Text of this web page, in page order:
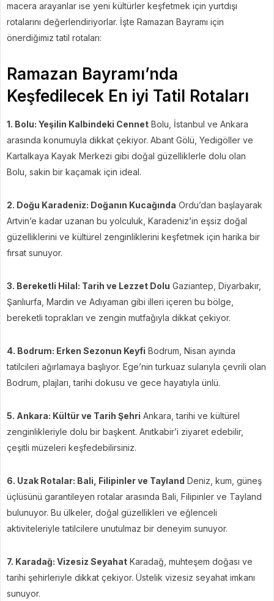
macera arayanlar ise yeni kültürler keşfetmek için yurtdışı
rotalarını değerlendiriyorlar. İşte Ramazan Bayramı için
önerdiğimiz tatil rotaları:
Ramazan Bayramı’nda
Keşfedilecek En iyi Tatil Rotaları
1. Bolu: Yeşilin Kalbindeki Cennet Bolu, İstanbul ve Ankara
arasında konumuyla dikkat çekiyor. Abant Gölü, Yedigöller ve
Kartalkaya Kayak Merkezi gibi doğal güzelliklerle dolu olan
Bolu, sakin bir kaçamak için ideal.
2. Doğu Karadeniz: Doğanın Kucağında Ordu’dan başlayarak
Artvin’e kadar uzanan bu yolculuk, Karadeniz’in eşsiz doğal
güzelliklerini ve kültürel zenginliklerini keşfetmek için harika bir
fırsat sunuyor.
3. Bereketli Hilal: Tarih ve Lezzet Dolu Gaziantep, Diyarbakır,
Şanlıurfa, Mardin ve Adıyaman gibi illeri içeren bu bölge,
bereketli toprakları ve zengin mutfağıyla dikkat çekiyor.
4. Bodrum: Erken Sezonun Keyfi Bodrum, Nisan ayında
tatilcileri ağırlamaya başlıyor. Ege’nin turkuaz sularıyla çevrili olan
Bodrum, plajları, tarihi dokusu ve gece hayatıyla ünlü.
5. Ankara: Kültür ve Tarih Şehri Ankara, tarihi ve kültürel
zenginlikleriyle dolu bir başkent. Anıtkabir’i ziyaret edebilir,
çeşitli müzeleri keşfedebilirsiniz.
6. Uzak Rotalar: Bali, Filipinler ve Tayland Deniz, kum, güneş
üçlüsünü garantileyen rotalar arasında Bali, Filipinler ve Tayland
bulunuyor. Bu ülkeler, doğal güzellikleri ve eğlenceli
aktiviteleriyle tatilcilere unutulmaz bir deneyim sunuyor.
7. Karadağ: Vizesiz Seyahat Karadağ, muhteşem doğası ve
tarihi şehirleriyle dikkat çekiyor. Üstelik vizesiz seyahat imkanı
sunuyor.